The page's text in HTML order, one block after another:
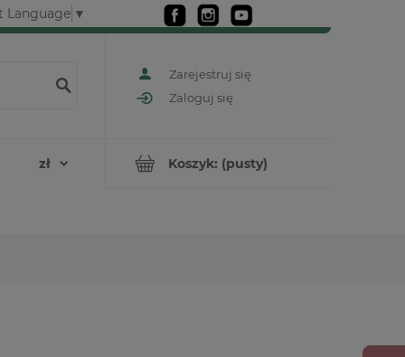
Language ▼
Zarejestruj się
Zaloguj się
Koszyk: (pusty)